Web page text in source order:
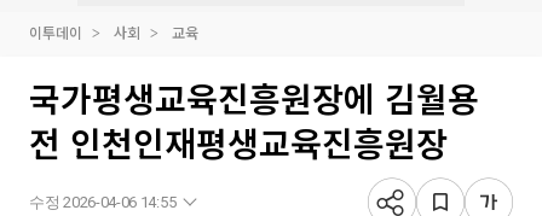
이투데이 사회 교육
국가평생교육진흥원장에 김월용
전 인천인재평생교육진흥원장
수정 2026-04-06 14:55